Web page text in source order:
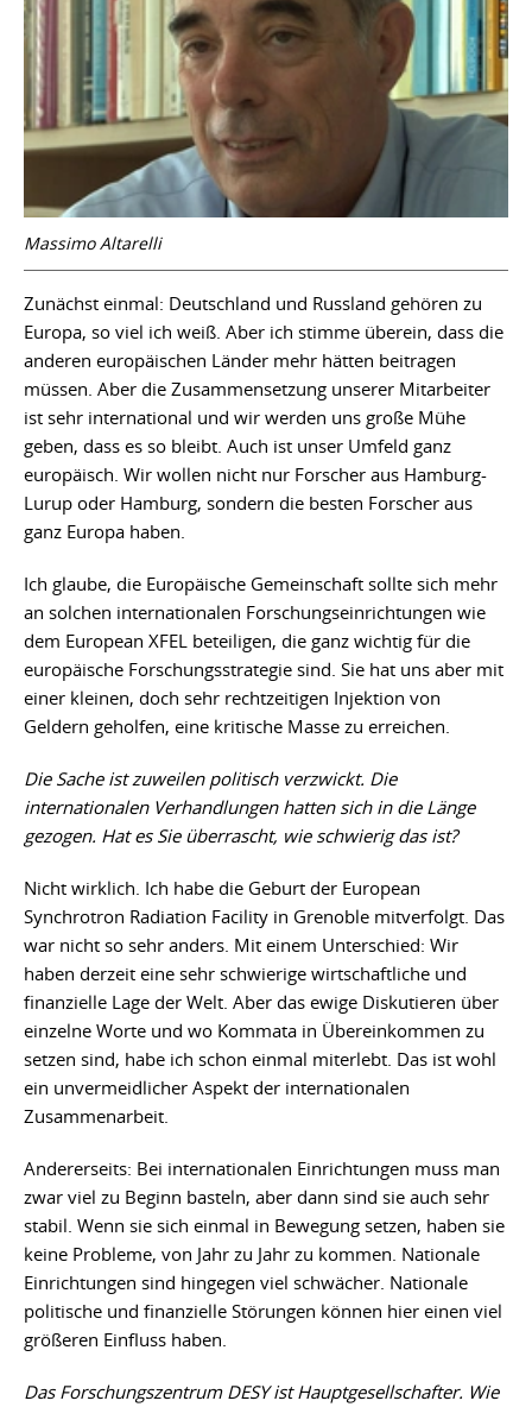
Massimo Altarelli
Zunächst einmal: Deutschland und Russland gehören zu
Europa, so viel ich weiß. Aber ich stimme überein, dass die
anderen europäischen Länder mehr hätten beitragen
müssen. Aber die Zusammensetzung unserer Mitarbeiter
ist sehr international und wir werden uns große Mühe
geben, dass es so bleibt. Auch ist unser Umfeld ganz
europäisch. Wir wollen nicht nur Forscher aus Hamburg-
Lurup oder Hamburg, sondern die besten Forscher aus
ganz Europa haben.
Ich glaube, die Europäische Gemeinschaft sollte sich mehr
an solchen internationalen Forschungseinrichtungen wie
dem European XFEL beteiligen, die ganz wichtig für die
europäische Forschungsstrategie sind. Sie hat uns aber mit
einer kleinen, doch sehr rechtzeitigen Injektion von
Geldern geholfen, eine kritische Masse zu erreichen.
Die Sache ist zuweilen politisch verzwickt. Die
internationalen Verhandlungen hatten sich in die Länge
gezogen. Hat es Sie überrascht, wie schwierig das ist?
Nicht wirklich. Ich habe die Geburt der European
Synchrotron Radiation Facility in Grenoble mitverfolgt. Das
war nicht so sehr anders. Mit einem Unterschied: Wir
haben derzeit eine sehr schwierige wirtschaftliche und
finanzielle Lage der Welt. Aber das ewige Diskutieren über
einzelne Worte und wo Kommata in Übereinkommen zu
setzen sind, habe ich schon einmal miterlebt. Das ist wohl
ein unvermeidlicher Aspekt der internationalen
Zusammenarbeit.
Andererseits: Bei internationalen Einrichtungen muss man
zwar viel zu Beginn basteln, aber dann sind sie auch sehr
stabil. Wenn sie sich einmal in Bewegung setzen, haben sie
keine Probleme, von Jahr zu Jahr zu kommen. Nationale
Einrichtungen sind hingegen viel schwächer. Nationale
politische und finanzielle Störungen können hier einen viel
größeren Einfluss haben.
Das Forschungszentrum DESY ist Hauptgesellschafter. Wie